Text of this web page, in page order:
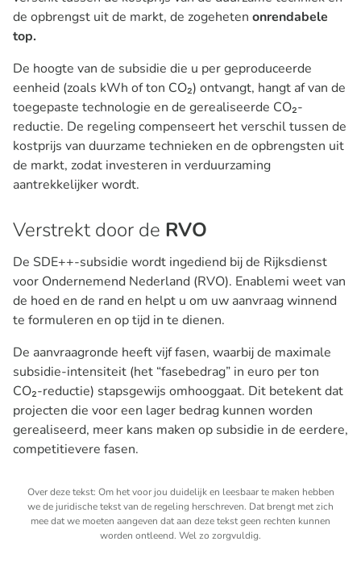
de opbrengst uit de markt, de zogeheten onrendabele
top.
De hoogte van de subsidie die u per geproduceerde
eenheid (zoals kWh of ton CO₂) ontvangt, hangt af van de
toegepaste technologie en de gerealiseerde CO₂-
reductie. De regeling compenseert het verschil tussen de
kostprijs van duurzame technieken en de opbrengsten uit
de markt, zodat investeren in verduurzaming
aantrekkelijker wordt.
Verstrekt door de RVO
De SDE++-subsidie wordt ingediend bij de Rijksdienst
voor Ondernemend Nederland (RVO). Enablemi weet van
de hoed en de rand en helpt u om uw aanvraag winnend
te formuleren en op tijd in te dienen.
De aanvraagronde heeft vijf fasen, waarbij de maximale
subsidie-intensiteit (het “fasebedrag” in euro per ton
CO₂-reductie) stapsgewijs omhooggaat. Dit betekent dat
projecten die voor een lager bedrag kunnen worden
gerealiseerd, meer kans maken op subsidie in de eerdere,
competitievere fasen.
Over deze tekst: Om het voor jou duidelijk en leesbaar te maken hebben
we de juridische tekst van de regeling herschreven. Dat brengt met zich
mee dat we moeten aangeven dat aan deze tekst geen rechten kunnen
worden ontleend. Wel zo zorgvuldig.